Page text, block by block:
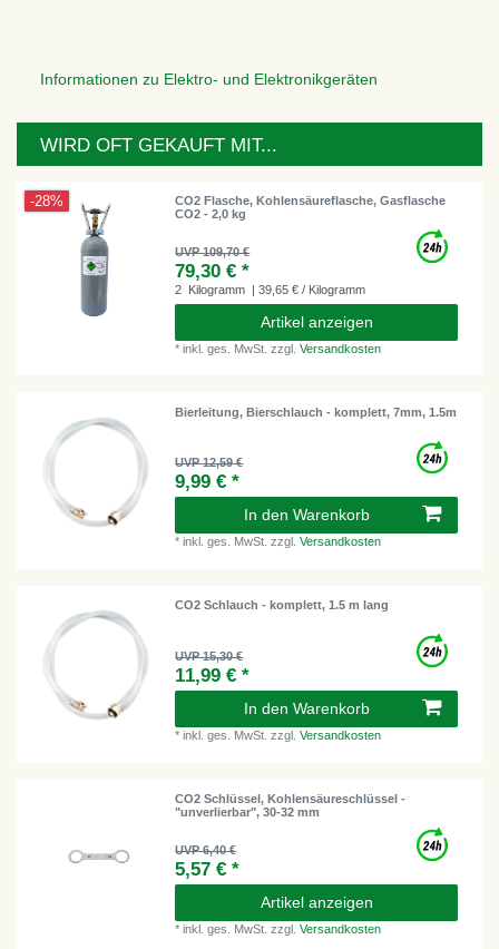
Informationen zu Elektro- und Elektronikgeräten
WIRD OFT GEKAUFT MIT...
-28%
CO2 Flasche, Kohlensäureflasche, Gasflasche
CO2 - 2,0 kg
UVP 109,70 €
79,30 € *
2 Kilogramm | 39,65 € / Kilogramm
Artikel anzeigen
*inkl. ges. MwSt. zzgl.Versandkosten
Bierleitung, Bierschlauch - komplett, 7mm, 1.5m
UVP 12,59 €
9,99 € *
In den Warenkorb
*inkl. ges. MwSt. zzgl.Versandkosten
CO2 Schlauch - komplett, 1.5 m lang
UVP 15,30 €
11,99 € *
In den Warenkorb
*inkl. ges. MwSt. zzgl.Versandkosten
CO2 Schlüssel, Kohlensäureschlüssel -
"unverlierbar", 30-32 mm
UVP 6,40 €
5,57 € *
Artikel anzeigen
*inkl. ges. MwSt. zzgl.Versandkosten